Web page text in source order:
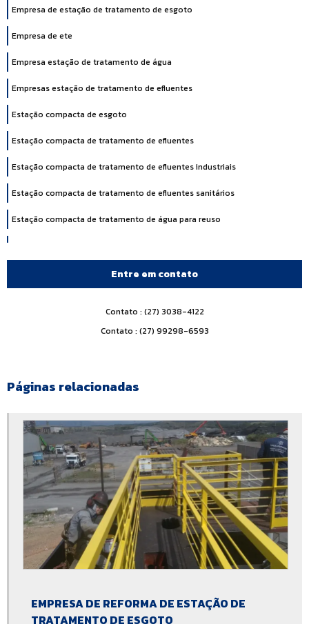
Empresa de estação de tratamento de esgoto
Empresa de ete
Empresa estação de tratamento de água
Empresas estação de tratamento de efluentes
Estação compacta de esgoto
Estação compacta de tratamento de efluentes
Estação compacta de tratamento de efluentes industriais
Estação compacta de tratamento de efluentes sanitários
Estação compacta de tratamento de água para reuso
Estação de tratamento de dejetos industriais
Estação de tratamento de efluentes ete
Estação de tratamento de efluentes físico químico
Estação de tratamento de efluentes hospitalares
Estação de tratamento de efluentes industriais compacta
Estação de tratamento de efluentes para lavanderia
Estação de tratamento de efluentes preço
Entre em contato
Contato : (27) 3038-4122
Contato : (27) 99298-6593
Páginas relacionadas
EMPRESA DE REFORMA DE ESTAÇÃO DE
TRATAMENTO DE ESGOTO